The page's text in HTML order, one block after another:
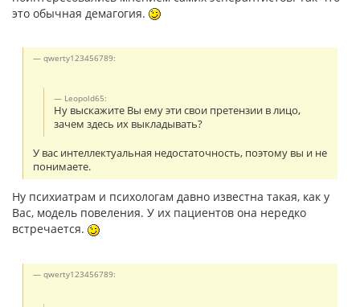
это обычная демагогия.
qwerty123456789:
Leopold65:
Ну выскажите Вы ему эти свои претензии в лицо,
зачем здесь их выкладывать?
У вас интеллектуальная недостаточность, поэтому вы и не
понимаете.
Ну психиатрам и психологам давно известна такая, как у
Вас, модель повеления. У их пациентов она нередко
встречается.
qwerty123456789: